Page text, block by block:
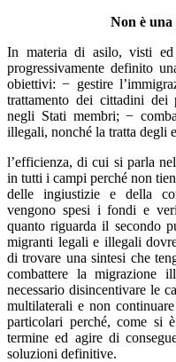
Non è
In materia di asilo, visti ed
progressivamente definito
obiettivi: − gestire
trattamento dei cittadini dei
negli Stati membri; −
illegali, nonché la tratta degli
l’efficienza, di cui si parla
in tutti i campi perché non
delle ingiustizie e della
vengono spesi i fondi e
quanto riguarda il secondo
migranti legali e illegali
di trovare una sintesi che
combattere la migrazione
necessario disincentivare le
multilaterali e non
particolari perché, come si
termine ed agire di
soluzioni definitive.